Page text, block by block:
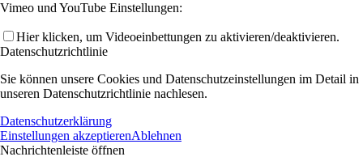
Vimeo und YouTube Einstellungen:
Hier klicken, um Videoeinbettungen zu aktivieren/deaktivieren.
Datenschutzrichtlinie
Sie können unsere Cookies und Datenschutzeinstellungen im Detail in
unseren Datenschutzrichtlinie nachlesen.
Datenschutzerklärung
Einstellungen akzeptierenAblehnen
Nachrichtenleiste öffnen